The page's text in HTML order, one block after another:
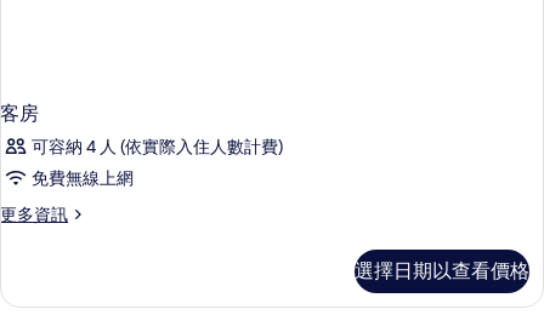
客房
可容納 4 人 (依實際入住人數計費)
免費無線上網
更多資訊
更
的
選擇日期以查看價格